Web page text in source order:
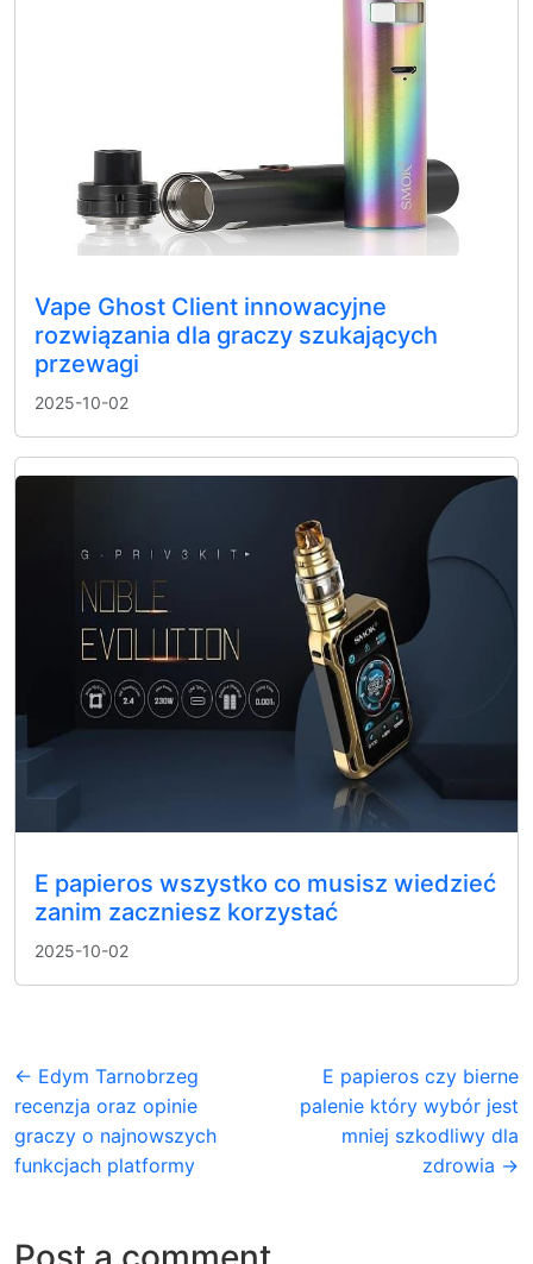
Vape Ghost Client innowacyjne
rozwiązania dla graczy szukających
przewagi
2025-10-02
E papieros wszystko co musisz wiedzieć
zanim zaczniesz korzystać
2025-10-02
← Edym Tarnobrzeg
recenzja oraz opinie
graczy o najnowszych
funkcjach platformy
E papieros czy bierne
palenie który wybór jest
mniej szkodliwy dla
zdrowia →